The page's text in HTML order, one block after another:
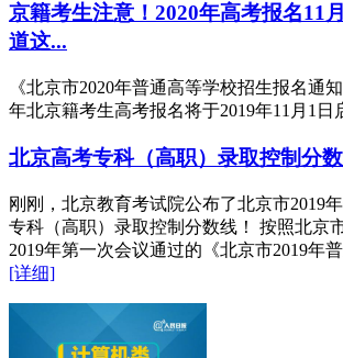
京籍考生注意！2020年高考报名11
道这...
《北京市2020年普通高等学校招生报名通
年北京籍考生高考报名将于2019年11月1日
北京高考专科（高职）录取控制分
刚刚，北京教育考试院公布了北京市2019
专科（高职）录取控制分数线！ 按照北京
2019年第一次会议通过的《北京市2019年
[详细]